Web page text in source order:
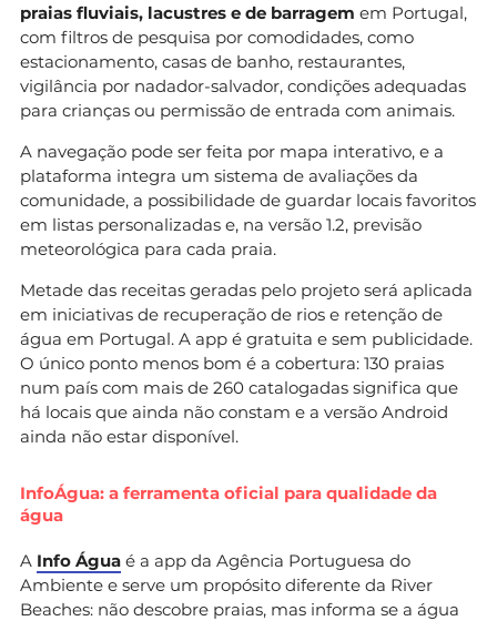
praias fluviais, lacustres e de barragem em Portugal,
com filtros de pesquisa por comodidades, como
estacionamento, casas de banho, restaurantes,
vigilância por nadador-salvador, condições adequadas
para crianças ou permissão de entrada com animais.
A navegação pode ser feita por mapa interativo, e a
plataforma integra um sistema de avaliações da
comunidade, a possibilidade de guardar locais favoritos
em listas personalizadas e, na versão 1.2, previsão
meteorológica para cada praia.
Metade das receitas geradas pelo projeto será aplicada
em iniciativas de recuperação de rios e retenção de
água em Portugal. A app é gratuita e sem publicidade.
O único ponto menos bom é a cobertura: 130 praias
num país com mais de 260 catalogadas significa que
há locais que ainda não constam e a versão Android
ainda não estar disponível.
InfoÁgua: a ferramenta oficial para qualidade da
água
A Info Água é a app da Agência Portuguesa do
Ambiente e serve um propósito diferente da River
Beaches: não descobre praias, mas informa se a água